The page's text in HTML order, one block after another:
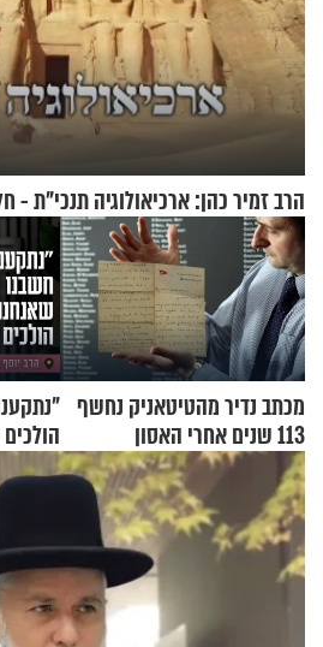
הרב זמיר כהן: ארכיאולוגיה תנכי"ת -
מכתב נדיר מהטיטאניק נחשף
113 שנים אחרי האסון